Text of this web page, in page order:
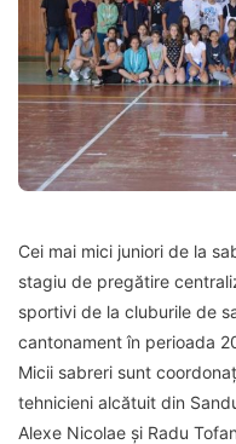
Cei mai mici juniori de la
stagiu de pregătire
sportivi de la cluburile de
cantonament în perioada
Micii sabreri sunt
tehnicieni alcătuit din
Alexe Nicolae și Radu